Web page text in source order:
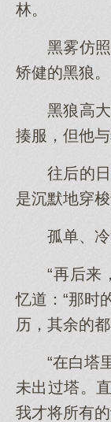
林。
黑雾仿
矫健的黑狼。
黑狼高
揍服，但他
往后的
是沉默地穿梭
孤单、冷
“再后来
忆道：“那时
历，其余的
“在白塔
未出过塔。
我才将所有